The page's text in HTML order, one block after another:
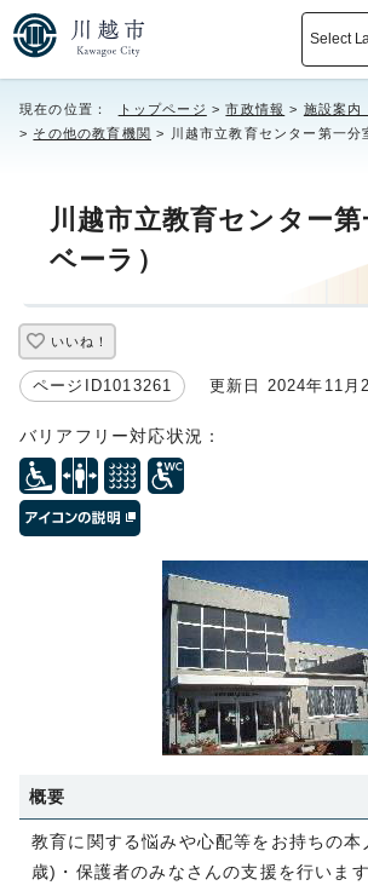
Select
現在の位置： トップページ >市政情報 > 施設案内
> その他の教育機関 > 川越市立教育センター第一分
川越市立教育センター
ベーラ）
いいね！
ページID1013261 更新日 2024年11月
バリアフリー対応状況：
概要
教育に関する悩みや心配等をお持ちの
歳)・保護者のみなさんの支援を行います